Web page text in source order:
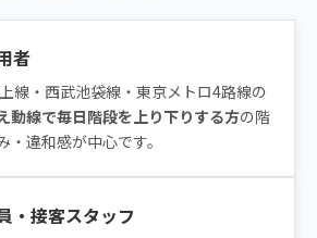
者
線・西武池袋線・東京メトロ4路線の
動線で毎日階段を上り下りする方の階
違和感が中心です。
・接客スタッフ